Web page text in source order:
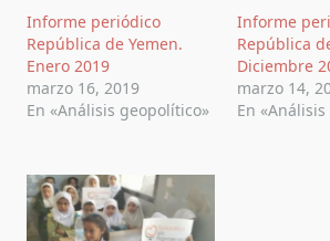
Informe periódico
República de Yemen.
Enero 2019
marzo 16, 2019
En «Análisis geopolítico»
Informe
República
Diciembre
marzo 14,
En